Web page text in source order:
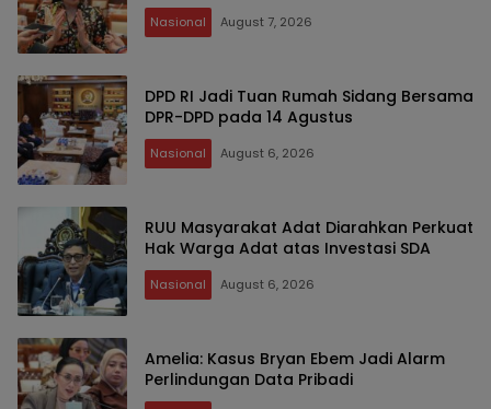
Nasional August 7, 2026
DPD RI Jadi Tuan Rumah Sidang Bersama
DPR-DPD pada 14 Agustus
Nasional August 6, 2026
RUU Masyarakat Adat Diarahkan Perkuat
Hak Warga Adat atas Investasi SDA
Nasional August 6, 2026
Amelia: Kasus Bryan Ebem Jadi Alarm
Perlindungan Data Pribadi